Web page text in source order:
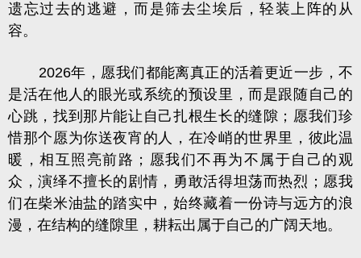
遗忘过去的逃避，而是筛去尘埃后，轻装上阵的从
容。
2026年，愿我们都能离真正的活着更近一步，不
是活在他人的眼光或系统的预设里，而是跟随自己的
心跳，找到那片能让自己扎根生长的缝隙；愿我们珍
惜那个愿为你送夜宵的人，在冷峭的世界里，彼此温
暖，相互照亮前路；愿我们不再为不属于自己的观
众，演绎不擅长的剧情，勇敢活得坦荡而热烈；愿我
们在柴米油盐的踏实中，始终藏着一份诗与远方的浪
漫，在结构的缝隙里，耕耘出属于自己的广阔天地。